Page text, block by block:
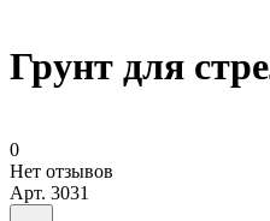
Грунт для
0
Нет отзывов
Арт. 3031